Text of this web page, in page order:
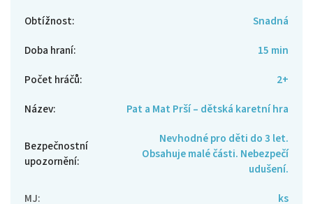
Obtížnost:
Snadná
Doba hraní:
15 min
Počet hráčů:
2+
Název: Pat a Mat Prší – dětská karetní hra
Bezpečnostní
upozornění:
Nevhodné pro děti do 3 let.
Obsahuje malé části. Nebezpečí
udušení.
MJ: ks